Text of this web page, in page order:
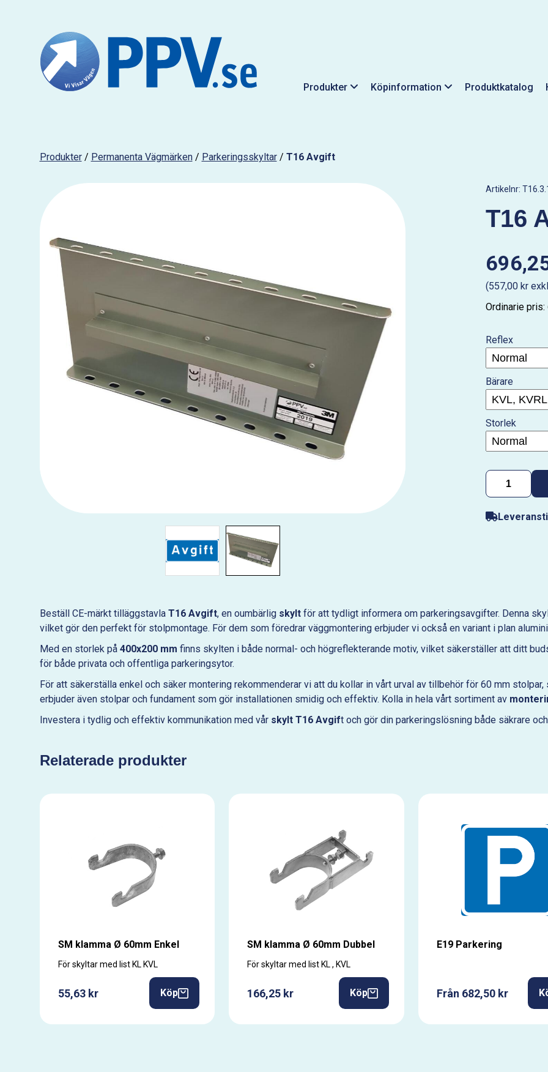
Produkter Köpinformation Produktkatalog
Produkter/ Permanenta Vägmärken/ Parkeringsskyltar/ T16 Avgift
Artikelnr:
T16
(557,00 kr
Ordinarie pris:
Reflex
Bärare
Storlek
Beställ CE-märkt tilläggstavla T16 Avgift, en oumbärlig skyltför att tydligt informera om parkeringsavgifter. Denna
vilket gör den perfekt för stolpmontage. För dem som föredrar väggmontering erbjuder vi också en variant i plan
Med en storlek på 400x200 mm finns skylten i både normal- och högreflekterande motiv, vilket säkerställer att ditt
för både privata och offentliga parkeringsytor.
För att säkerställa enkel och säker montering rekommenderar vi att du kollar in vårt urval av tillbehör för 60 mm
erbjuder även stolpar och fundament som gör installationen smidig och effektiv. Kolla in hela vårt sortiment av
Investera i tydlig och effektiv kommunikation med vår skylt T16 Avgift och gör din parkeringslösning både säkrare
Relaterade produkter
SM klamma Ø 60mm Enkel
För skyltar med list KL KVL
55,63 kr Köp
SM klamma Ø 60mm Dubbel
För skyltar med list KL , KVL
166,25 kr Köp
E19 Parkering
Från 682,50 kr